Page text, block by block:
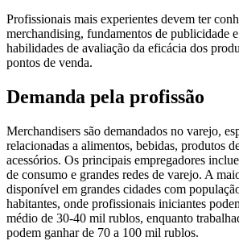
Profissionais mais experientes devem ter
merchandising, fundamentos de publicidade
habilidades de avaliação da eficácia dos
pontos de venda.
Demanda pela profissão
Merchandisers são demandados no varejo,
relacionadas a alimentos, bebidas, produtos
acessórios. Os principais empregadores
de consumo e grandes redes de varejo. A
disponível em grandes cidades com
habitantes, onde profissionais iniciantes
médio de 30-40 mil rublos, enquanto
podem ganhar de 70 a 100 mil rublos.